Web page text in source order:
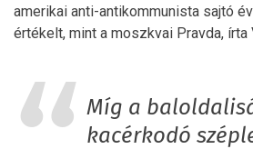
amerikai anti-antikommunista sajtó
értékelt, mint a moszkvai Pravda, írta
Míg a
kacérkodó